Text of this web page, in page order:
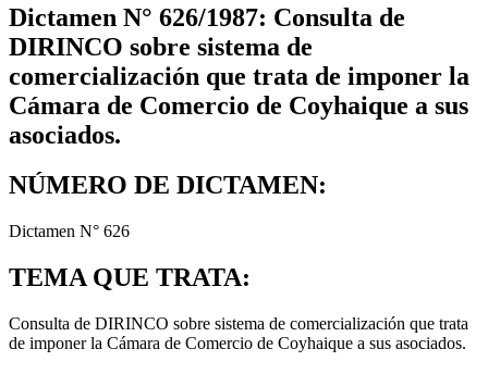
Dictamen N° 626/1987: Consulta de
DIRINCO sobre sistema de
comercialización que trata de imponer la
Cámara de Comercio de Coyhaique a sus
asociados.
NÚMERO DE DICTAMEN:
Dictamen N° 626
TEMA QUE TRATA:
Consulta de DIRINCO sobre sistema de comercialización que trata
de imponer la Cámara de Comercio de Coyhaique a sus asociados.